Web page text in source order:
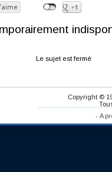
Le sujet est fermé
Copyright ©
- A